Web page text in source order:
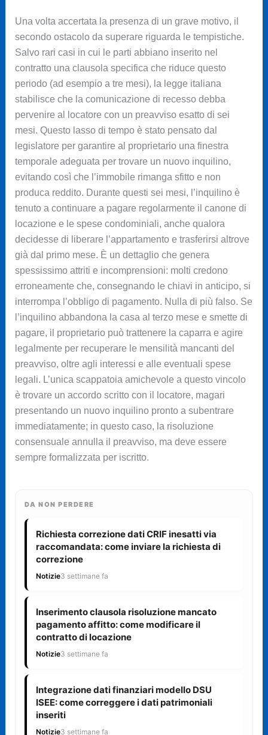
Una volta accertata la presenza di un grave motivo, il
secondo ostacolo da superare riguarda le tempistiche.
Salvo rari casi in cui le parti abbiano inserito nel
contratto una clausola specifica che riduce questo
periodo (ad esempio a tre mesi), la legge italiana
stabilisce che la comunicazione di recesso debba
pervenire al locatore con un preavviso esatto di sei
mesi. Questo lasso di tempo è stato pensato dal
legislatore per garantire al proprietario una finestra
temporale adeguata per trovare un nuovo inquilino,
evitando così che l’immobile rimanga sfitto e non
produca reddito. Durante questi sei mesi, l’inquilino è
tenuto a continuare a pagare regolarmente il canone di
locazione e le spese condominiali, anche qualora
decidesse di liberare l’appartamento e trasferirsi altrove
già dal primo mese. È un dettaglio che genera
spessissimo attriti e incomprensioni: molti credono
erroneamente che, consegnando le chiavi in anticipo, si
interrompa l’obbligo di pagamento. Nulla di più falso. Se
l’inquilino abbandona la casa al terzo mese e smette di
pagare, il proprietario può trattenere la caparra e agire
legalmente per recuperare le mensilità mancanti del
preavviso, oltre agli interessi e alle eventuali spese
legali. L’unica scappatoia amichevole a questo vincolo
è trovare un accordo scritto con il locatore, magari
presentando un nuovo inquilino pronto a subentrare
immediatamente; in questo caso, la risoluzione
consensuale annulla il preavviso, ma deve essere
sempre formalizzata per iscritto.
DA NON PERDERE
Richiesta correzione dati CRIF inesatti via
raccomandata: come inviare la richiesta di
correzione
Notizie3 settimane fa
Inserimento clausola risoluzione mancato
pagamento affitto: come modificare il
contratto di locazione
Notizie3 settimane fa
Integrazione dati finanziari modello DSU
ISEE: come correggere i dati patrimoniali
inseriti
Notizie3 settimane fa